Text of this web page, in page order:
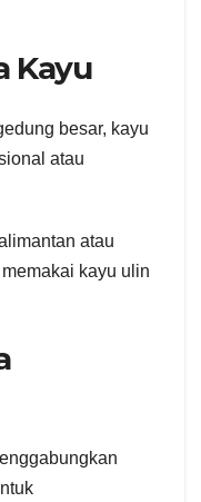
Kayu
besar, kayu
atau
atau
kayu ulin